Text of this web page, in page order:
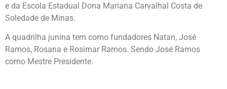
e da Escola Estadual Dona Mariana Carvalhal Costa de
Soledade de Minas.
A quadrilha junina tem como fundadores Natan, José
Ramos, Rosana e Rosimar Ramos. Sendo José Ramos
como Mestre Presidente.